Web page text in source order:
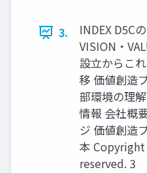
3.
INDEX D5C
VISION・
設立からこ
移 価値創造
部環境の理
情報 会社概
ジ 価値創造
本
reserved. 3